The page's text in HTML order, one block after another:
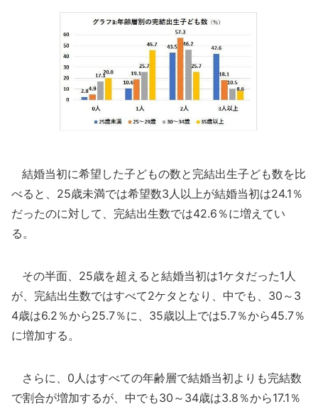
結婚当初に希望した子どもの数と完結出生子ども数を比
べると、25歳未満では希望数3人以上が結婚当初は24.1％
だったのに対して、完結出生数では42.6％に増えてい
る。
その半面、25歳を超えると結婚当初は1ケタだった1人
が、完結出生数ではすべて2ケタとなり、中でも、30～3
4歳は6.2％から25.7％に、35歳以上では5.7％から45.7％
に増加する。
さらに、0人はすべての年齢層で結婚当初よりも完結数
で割合が増加するが、中でも30～34歳は3.8％から17.1％